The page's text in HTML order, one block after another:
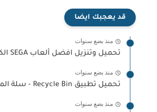
قد يعجبك ايضا
منذ بضع سنوات
تحميل وتنزيل افضل ألعاب SEGA الكلاسيكية للهواتف الذكية بنظام اندرويد...
منذ بضع سنوات
تحميل تطبيق Recycle Bin - سلة المهملات لإسترجاع الملفات المحذوفة
منذ بضع سنوات